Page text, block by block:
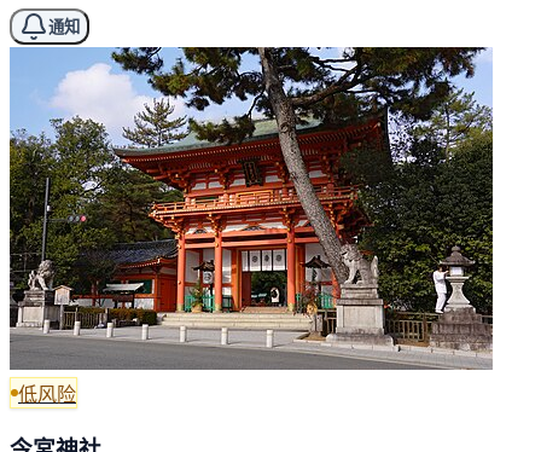
通知
低风险